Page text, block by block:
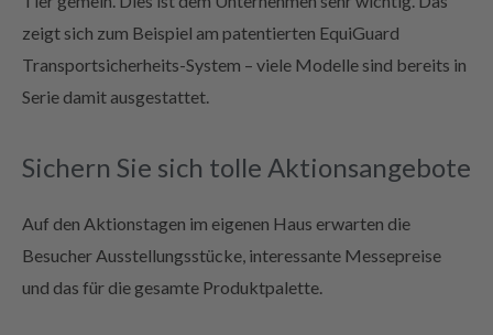
zeigt sich zum Beispiel am patentierten EquiGuard
Transportsicherheits-System – viele Modelle sind bereits in
Serie damit ausgestattet.
Sichern Sie sich tolle Aktionsangebote
Auf den Aktionstagen im eigenen Haus erwarten die
Besucher Ausstellungsstücke, interessante Messepreise
und das für die gesamte Produktpalette.